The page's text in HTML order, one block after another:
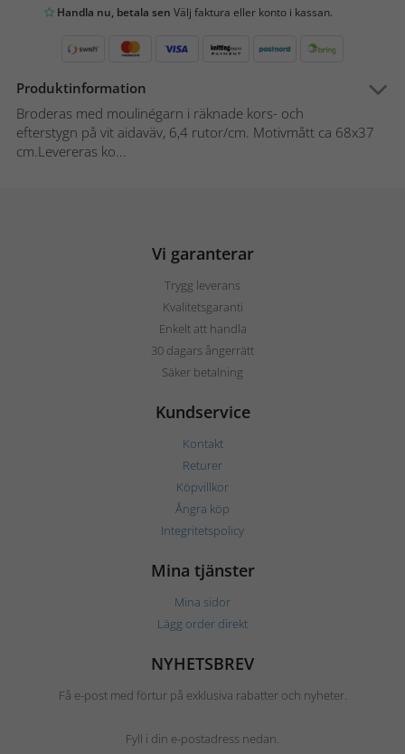
Handla nu, betala sen Välj faktura eller konto i kassan.
Produktinformation
Broderas med moulinégarn i räknade kors- och
efterstygn på vit aidaväv, 6,4 rutor/cm. Motivmått ca 68x37
cm.Levereras ko...
Vi garanterar
Trygg leverans
Kvalitetsgaranti
Enkelt att handla
30 dagars ångerrätt
Säker betalning
Kundservice
Kontakt
Returer
Köpvillkor
Ångra köp
Integritetspolicy
Mina tjänster
Mina sidor
Lägg order direkt
NYHETSBREV
Få e-post med förtur på exklusiva rabatter och nyheter.
Fyll i din e-postadress nedan.